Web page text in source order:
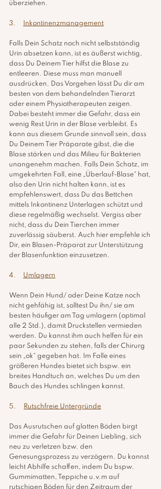
überziehen.
3. Inkontinenzmanagement
Falls Dein Schatz noch nicht selbstständig
Urin absetzen kann, ist es äußerst wichtig,
dass Du Deinem Tier hilfst die Blase zu
entleeren. Diese muss man manuell
ausdrücken. Das Vorgehen lässt Du dir am
besten von dem behandelnden Tierarzt
oder einem Physiotherapeuten zeigen.
Dabei besteht immer die Gefahr, dass ein
wenig Rest Urin in der Blase verbleibt. Es
kann aus diesem Grunde sinnvoll sein, dass
Du Deinem Tier Präparate gibst, die die
Blase stärken und das Milieu für Bakterien
unangenehm machen. Falls Dein Schatz, im
umgekehrten Fall, eine „Überlauf-Blase“ hat,
also den Urin nicht halten kann, ist es
empfehlenswert, dass Du das Bettchen
mittels Inkontinenz Unterlagen schützt und
diese regelmäßig wechselst. Vergiss aber
nicht, dass du Dein Tierchen immer
zuverlässig säuberst. Auch hier empfehle ich
Dir, ein Blasen-Präparat zur Unterstützung
der Blasenfunktion einzusetzen.
4. Umlagern
Wenn Dein Hund/ oder Deine Katze noch
nicht gehfähig ist, solltest Du ihn/ sie am
besten häufiger am Tag umlagern (optimal
alle 2 Std.), damit Druckstellen vermieden
werden. Du kannst ihm auch helfen für ein
paar Sekunden zu stehen, falls der Chirurg
sein „ok“ gegeben hat. Im Falle eines
größeren Hundes bietet sich bspw. ein
breites Handtuch an, welches Du um den
Bauch des Hundes schlingen kannst.
5. Rutschfreie Untergründe
Das Ausrutschen auf glatten Böden birgt
immer die Gefahr für Deinen Liebling, sich
neu zu verletzen bzw. den
Genesungsprozess zu verzögern. Du kannst
leicht Abhilfe schaffen, indem Du bspw.
Gummimatten, Teppiche u.v.m auf
rutschigen Böden für den Zeitraum der